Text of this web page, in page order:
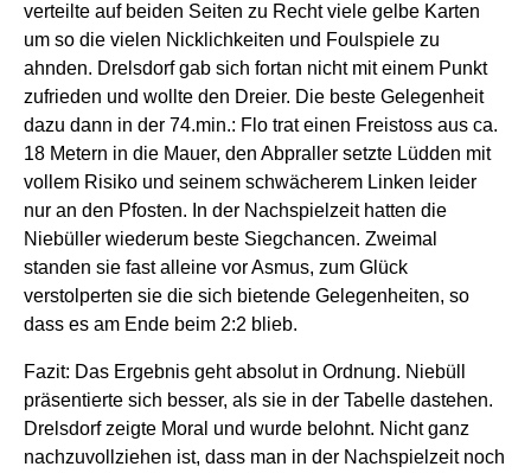
verteilte auf beiden Seiten zu Recht viele gelbe Karten
um so die vielen Nicklichkeiten und Foulspiele zu
ahnden. Drelsdorf gab sich fortan nicht mit einem Punkt
zufrieden und wollte den Dreier. Die beste Gelegenheit
dazu dann in der 74.min.: Flo trat einen Freistoss aus ca.
18 Metern in die Mauer, den Abpraller setzte Lüdden mit
vollem Risiko und seinem schwächerem Linken leider
nur an den Pfosten. In der Nachspielzeit hatten die
Niebüller wiederum beste Siegchancen. Zweimal
standen sie fast alleine vor Asmus, zum Glück
verstolperten sie die sich bietende Gelegenheiten, so
dass es am Ende beim 2:2 blieb.
Fazit: Das Ergebnis geht absolut in Ordnung. Niebüll
präsentierte sich besser, als sie in der Tabelle dastehen.
Drelsdorf zeigte Moral und wurde belohnt. Nicht ganz
nachzuvollziehen ist, dass man in der Nachspielzeit noch